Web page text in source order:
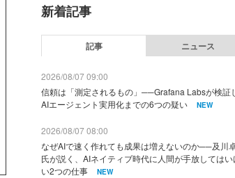
新着記事
記事 ニュース
2026/08/07 09:00
信頼は「測定されるもの」──Grafana Labsが検証
AIエージェント実用化までの6つの疑い
NEW
2026/08/07 08:00
なぜAIで速く作れても成果は増えないのか──及川
氏が説く、AIネイティブ時代に人間が手放してはい
い2つの仕事
NEW